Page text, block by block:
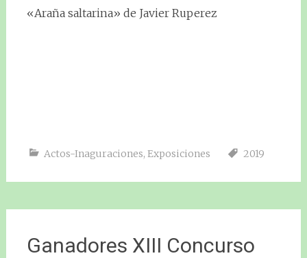
«Araña saltarina» de Javier Ruperez
Actos-Inaguraciones, Exposiciones 2019
Ganadores XIII Concurso